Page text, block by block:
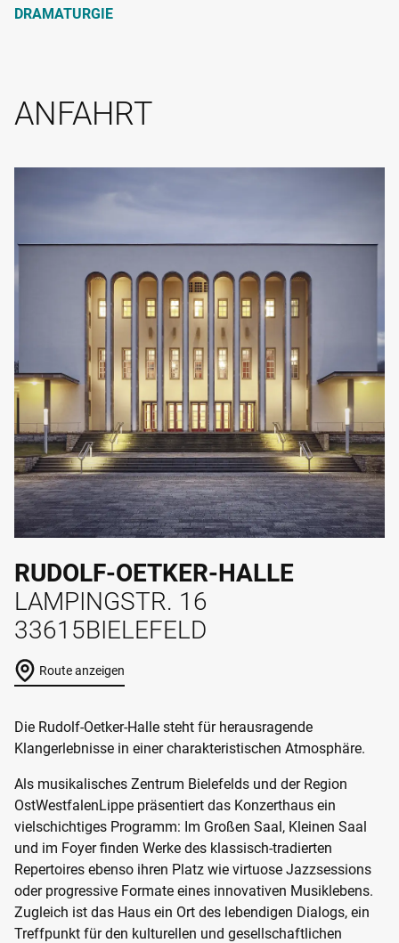
DRAMATURGIE
ANFAHRT
RUDOLF-OETKER-HALLE
LAMPINGSTR. 16
33615BIELEFELD
Route anzeigen
Die Rudolf-Oetker-Halle steht für herausragende
Klangerlebnisse in einer charakteristischen Atmosphäre.
Als musikalisches Zentrum Bielefelds und der Region
OstWestfalenLippe präsentiert das Konzerthaus ein
vielschichtiges Programm: Im Großen Saal, Kleinen Saal
und im Foyer finden Werke des klassisch-tradierten
Repertoires ebenso ihren Platz wie virtuose Jazzsessions
oder progressive Formate eines innovativen Musiklebens.
Zugleich ist das Haus ein Ort des lebendigen Dialogs, ein
Treffpunkt für den kulturellen und gesellschaftlichen